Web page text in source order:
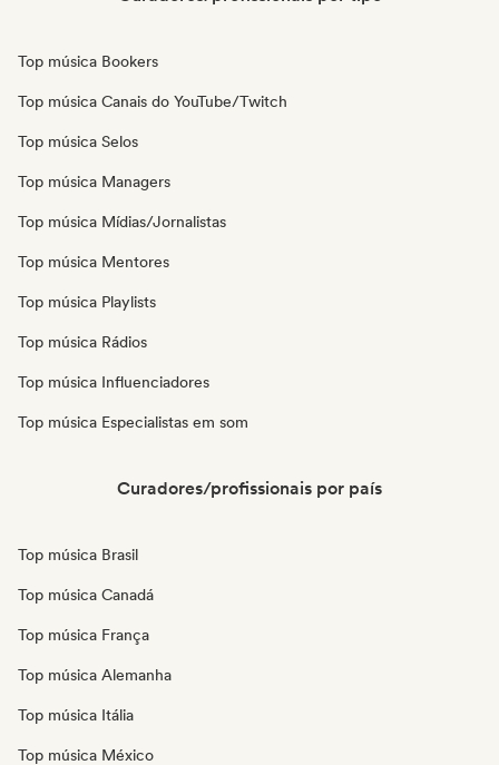
Top música Bookers
Top música Canais do YouTube/Twitch
Top música Selos
Top música Managers
Top música Mídias/Jornalistas
Top música Mentores
Top música Playlists
Top música Rádios
Top música Influenciadores
Top música Especialistas em som
Curadores/profissionais por país
Top música Brasil
Top música Canadá
Top música França
Top música Alemanha
Top música Itália
Top música México